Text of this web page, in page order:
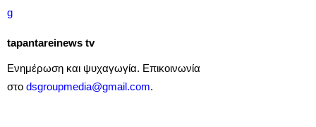
g
tapantareinews tv
Ενημέρωση και ψυχαγωγία. Επικοινωνία
στο dsgroupmedia@gmail.com.